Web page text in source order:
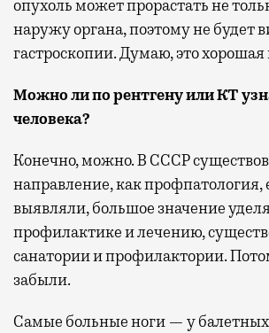
опухоль может прорастать не
наружу органа, поэтому не будет
гастроскопии. Думаю, это хорошая
Можно ли по рентгену или КТ
человека?
Конечно, можно. В СССР
направление, как профпатология,
выявляли, большое значение
профилактике и лечению,
санатории и профилактории.
забыли.
Самые больные ноги — у